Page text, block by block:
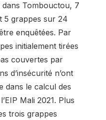
Tombouctou, 7
5 grappes sur 24
enquêtées. Par
initialement tirées
couvertes par
d’insécurité n’ont
dans le calcul des
Mali 2021. Plus
trois grappes